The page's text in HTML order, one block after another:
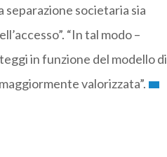
societaria sia
“In tal modo –
in funzione del modello di
valorizzata”.